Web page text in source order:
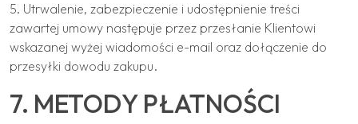
5. Utrwalenie, zabezpieczenie i udostępnienie treści
zawartej umowy następuje przez przesłanie Klientowi
wskazanej wyżej wiadomości e-mail oraz dołączenie do
przesyłki dowodu zakupu.
7. METODY PŁATNOŚCI